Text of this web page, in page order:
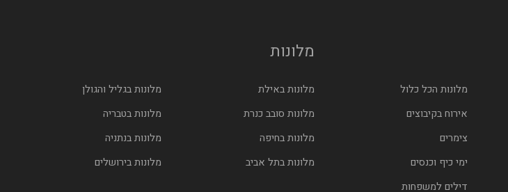
מלונות הכל כלול
אירוח בקיבוצים
צימרים
ימי כיף וכנסים
דילים למשפחות
מלונות
מלונות באילת
מלונות בגליל והגולן
מלונות סובב כנרת
מלונות בטבריה
מלונות בחיפה
מלונות בנתניה
מלונות בתל אביב
מלונות בירושלים